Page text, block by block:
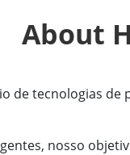
About
tecnologias
nosso